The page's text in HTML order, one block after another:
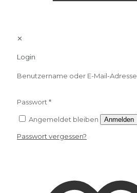
✕
Login
Benutzername oder E-Mail-Adresse
Passwort *
Angemeldet bleiben Anmelden
Passwort vergessen?